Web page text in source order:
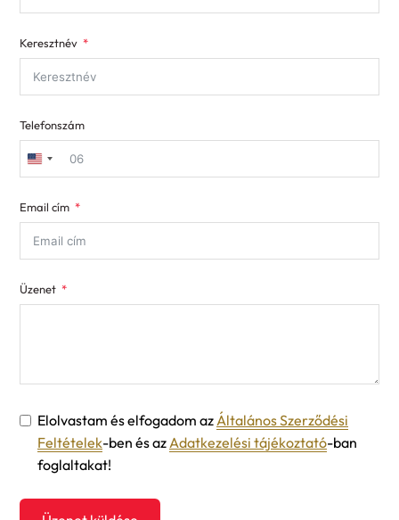
Keresztnév
Telefonszám
United
+1
Email cím
Üzenet
Elolvastam és elfogadom azÁltalános Szerződési
Feltételek-ben és azAdatkezelési tájékoztató-ban
foglaltakat!